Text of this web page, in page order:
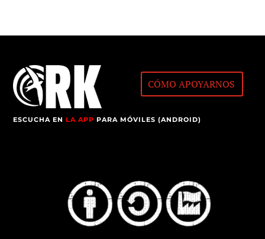
CÓMO APOYARNOS
ESCUCHA ENLA APP PARA MÓVILES (ANDROID)